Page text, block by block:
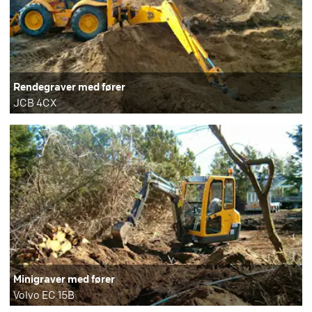
Rendegraver med fører
JCB 4CX
Minigraver med fører
Volvo EC 15B